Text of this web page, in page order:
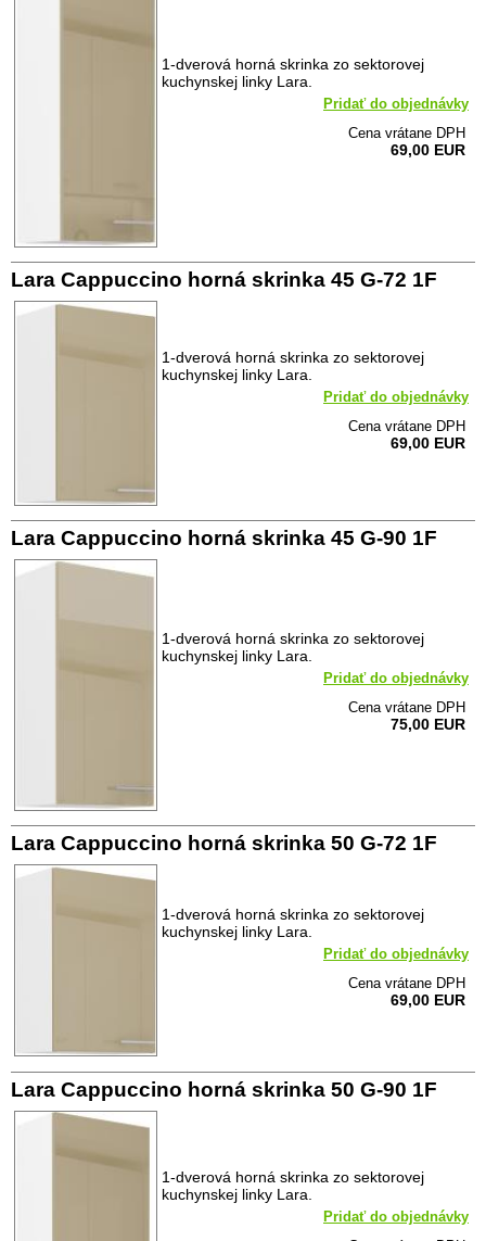
1-dverová horná skrinka zo sektorovej
kuchynskej linky Lara.
Pridať do objednávky
Cena vrátane DPH
69,00 EUR
Lara Cappuccino horná skrinka 45 G-72 1F
1-dverová horná skrinka zo sektorovej
kuchynskej linky Lara.
Pridať do objednávky
Cena vrátane DPH
69,00 EUR
Lara Cappuccino horná skrinka 45 G-90 1F
1-dverová horná skrinka zo sektorovej
kuchynskej linky Lara.
Pridať do objednávky
Cena vrátane DPH
75,00 EUR
Lara Cappuccino horná skrinka 50 G-72 1F
1-dverová horná skrinka zo sektorovej
kuchynskej linky Lara.
Pridať do objednávky
Cena vrátane DPH
69,00 EUR
Lara Cappuccino horná skrinka 50 G-90 1F
1-dverová horná skrinka zo sektorovej
kuchynskej linky Lara.
Pridať do objednávky